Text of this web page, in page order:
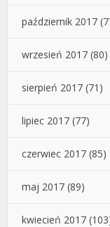
październik 2017
wrzesień 2017 (80)
sierpień 2017 (71)
lipiec 2017 (77)
czerwiec 2017 (85)
maj 2017 (89)
kwiecień 2017